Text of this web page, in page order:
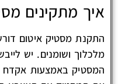
איך מתקינים
התקנת מסטיק איטום
מלכלוך ושומנים. יש
המסטיק באמצעות אקדח